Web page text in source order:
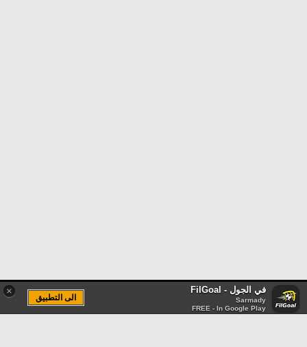
× في الجول - FilGoal
Sarmady
FREE - In Google Play
الى التطبيق